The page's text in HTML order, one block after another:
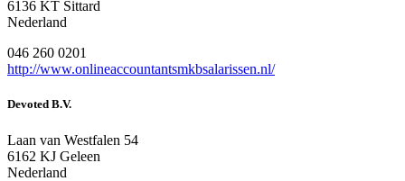
6136 KT Sittard
Nederland
046 260 0201
http://www.onlineaccountantsmkbsalarissen.nl/
Devoted B.V.
Laan van Westfalen 54
6162 KJ Geleen
Nederland